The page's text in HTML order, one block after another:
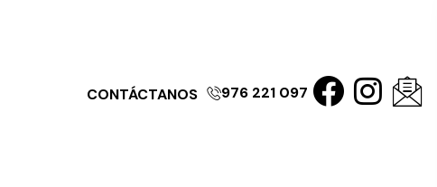
CONTÁCTANOS 976 221 097